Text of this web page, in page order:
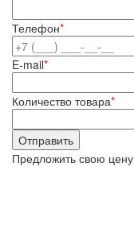
Телефон*
E-mail*
Количество товара*
Предложить свою цену